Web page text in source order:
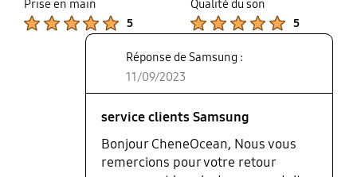
possibilité avec chronopost de
choisir le jour de livraison et un
créneau horaire de 2h et c'est
franchement appréciable. Le
produit en lui même est en 3 partie
2 pour le téléphone et la 3 ème
c'est l'anneau. En couleur abricot
épaisse, protège extrêmement
bien le téléphone et la matière est
Prise en main
5
Qualité du son
5
Réponse de Samsung :
11/09/2023
service clients Samsung
Bonjour CheneOcean, Nous vous
remercions pour votre retour